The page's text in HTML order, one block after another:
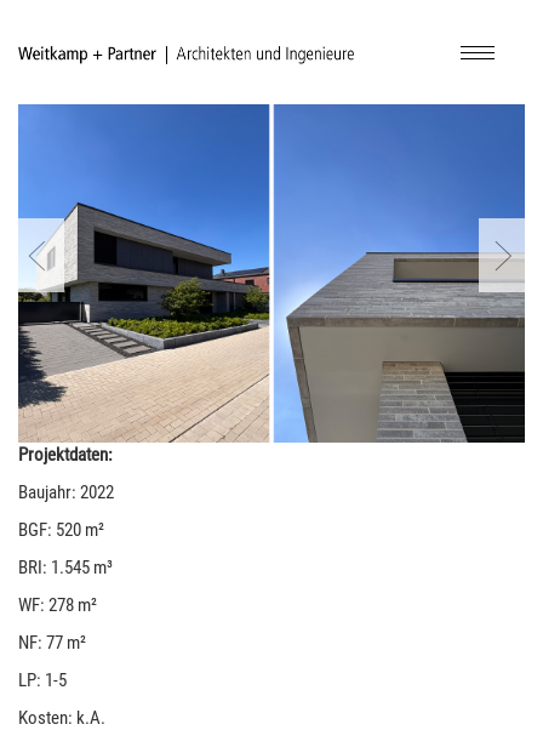
Projektdaten:
Baujahr: 2022
BGF: 520 m²
BRI: 1.545 m³
WF: 278 m²
NF: 77 m²
LP: 1-5
Kosten: k.A.